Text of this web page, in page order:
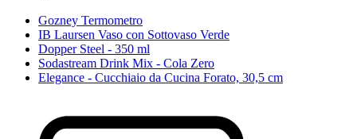
Gozney Termometro
IB Laursen Vaso con Sottovaso Verde
Dopper Steel - 350 ml
Sodastream Drink Mix - Cola Zero
Elegance - Cucchiaio da Cucina Forato, 30,5 cm